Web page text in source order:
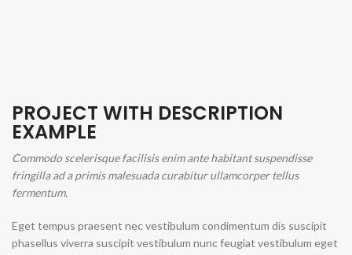
PROJECT WITH DESCRIPTION
EXAMPLE
Commodo scelerisque facilisis enim ante habitant suspendisse
fringilla ad a primis malesuada curabitur ullamcorper tellus
fermentum.
Eget tempus praesent nec vestibulum condimentum dis suscipit
phasellus viverra suscipit vestibulum nunc feugiat vestibulum eget